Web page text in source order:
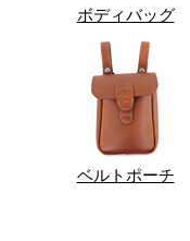
ボディバッグ
ベルトポーチ